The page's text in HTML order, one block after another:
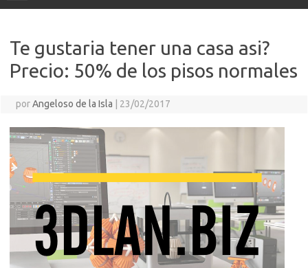
Te gustaria tener una casa asi?
Precio: 50% de los pisos normales
porAngeloso de la Isla 23/02/2017